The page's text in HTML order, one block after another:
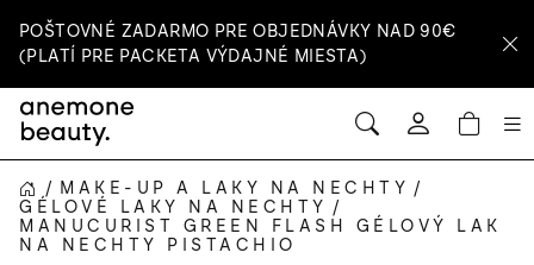
na
obsah
POŠTOVNÉ ZADARMO PRE OBJEDNÁVKY NAD 90€
(PLATÍ PRE PACKETA VÝDAJNÉ MIESTA)
HĽADAŤ
Prihlásenie
DOMOV
/ MAKE-UP A LAKY NA NECHTY /
GÉLOVÉ LAKY NA NECHTY /
MANUCURIST GREEN FLASH GÉLOVÝ LAK
NA NECHTY PISTACHIO